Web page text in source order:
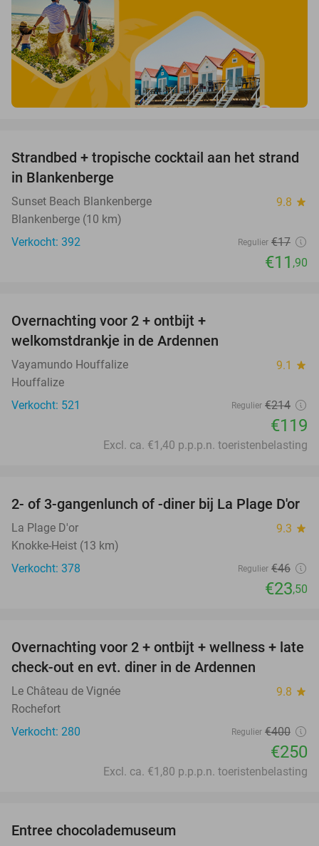
30%
Strandbed + tropische cocktail aan het strand
in Blankenberge
Sunset Beach Blankenberge 9.8 star
Blankenberge (10 km)
Verkocht: 392
Regulier €17
€11 ,90
Overnachting voor 2 + ontbijt +
welkomstdrankje in de Ardennen
Vayamundo Houffalize 9.1 star
Houffalize
Verkocht: 521
Regulier €214
€119
Excl. ca. €1,40 p.p.p.n. toeristenbelasting
49%
2- of 3-gangenlunch of -diner bij La Plage D'or
La Plage D'or 9.3 star
Knokke-Heist (13 km)
Verkocht: 378
Regulier €46
€23,50
38%
Overnachting voor 2 + ontbijt + wellness + late
check-out en evt. diner in de Ardennen
Le Château de Vignée 9.8 star
Rochefort
Verkocht: 280
Regulier €400
€250
Excl. ca. €1,80 p.p.p.n. toeristenbelasting
Entree chocolademuseum